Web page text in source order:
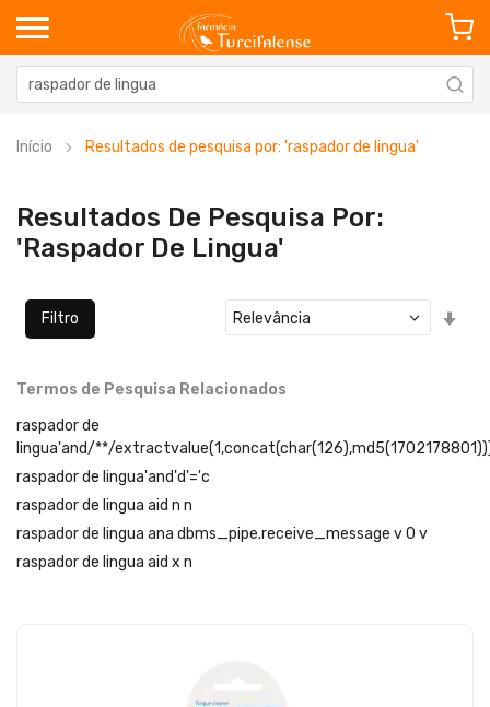
Início Resultados de pesquisa por: 'raspador de lingua'
Resultados De Pesquisa Por:
'raspador De Lingua'
Filtro
Termos de Pesquisa Relacionados
raspador de
lingua'and/**/
raspador de lingua'and'd'='c
raspador de lingua aid n n
raspador de lingua ana dbms_pipe.receive_message v 0 v
raspador de lingua aid x n